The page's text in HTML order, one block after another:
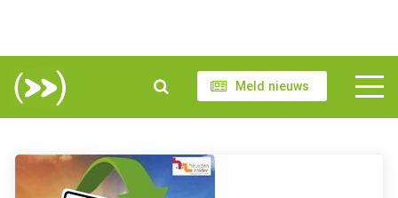
Meld nieuws